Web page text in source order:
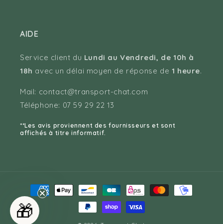
AIDE
Service client du Lundi au Vendredi, de 10h à
18h avec un délai moyen de réponse de 1 heure.
Mail: contact@transport-chat.com
Téléphone: 07 59 29 22 13
**Les avis proviennent des fournisseurs et sont
affichés à titre informatif.
Moyens
de
paiement
🎁